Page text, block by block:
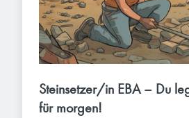
Steinsetzer/in EBA – Du
für morgen!